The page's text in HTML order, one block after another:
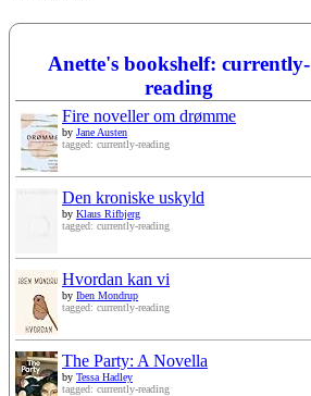
Anette's bookshelf: currently-
reading
Fire noveller om drømme
by Jane Austen
tagged: currently-reading
Den kroniske uskyld
by Klaus Rifbjerg
tagged: currently-reading
Hvordan kan vi
by Iben Mondrup
tagged: currently-reading
The Party: A Novella
by Tessa Hadley
tagged: currently-reading